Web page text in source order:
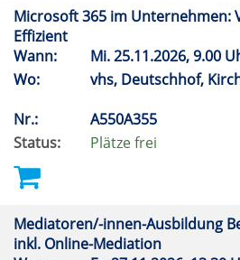
Microsoft 365 im Unternehmen:
Effizient
Wann:
Mi.25.11.2026, 9.00
Wo:
vhs, Deutschhof,
Nr.:
A550A355
Status:
Plätze frei
Mediatoren/-innen-Ausbildung
inkl. Online-Mediation